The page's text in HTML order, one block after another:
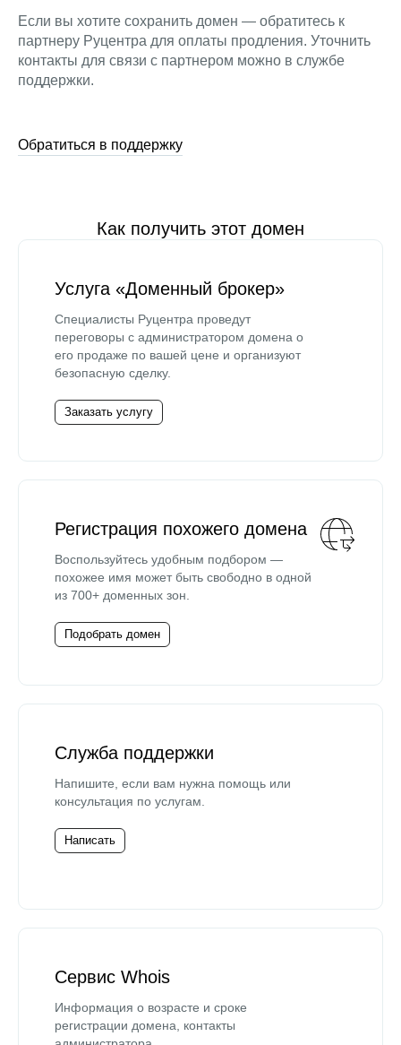
Если вы хотите сохранить домен — обратитесь к
партнеру Руцентра для оплаты продления. Уточнить
контакты для связи с партнером можно в службе
поддержки.
Обратиться в поддержку
Как получить этот домен
Услуга «Доменный брокер»
Специалисты Руцентра проведут
переговоры с администратором домена о
его продаже по вашей цене и организуют
безопасную сделку.
Заказать услугу
Регистрация похожего домена
Воспользуйтесь удобным подбором —
похожее имя может быть свободно в одной
из 700+ доменных зон.
Подобрать домен
Служба поддержки
Напишите, если вам нужна помощь или
консультация по услугам.
Написать
Сервис Whois
Информация о возрасте и сроке
регистрации домена, контакты